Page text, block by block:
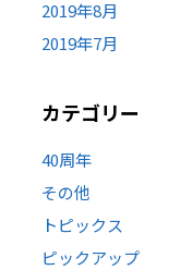
2019年8月
2019年7月
カテゴリー
40周年
その他
トピックス
ピックアップ